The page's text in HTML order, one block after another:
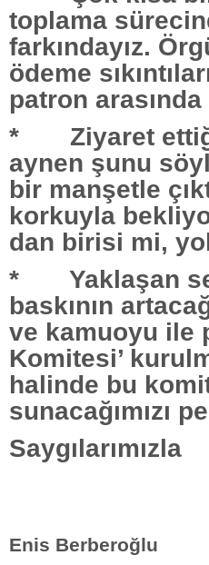
toplama
farkındayız.
ödeme
patron
* Ziyaret
aynen şunu
bir manşetle
korkuyla
dan birisi mi,
* Yaklaşan
baskının
ve kamuoyu ile
Komitesi’
halinde bu
sunacağımızı
Saygılarımızla
Enis Berberoğlu